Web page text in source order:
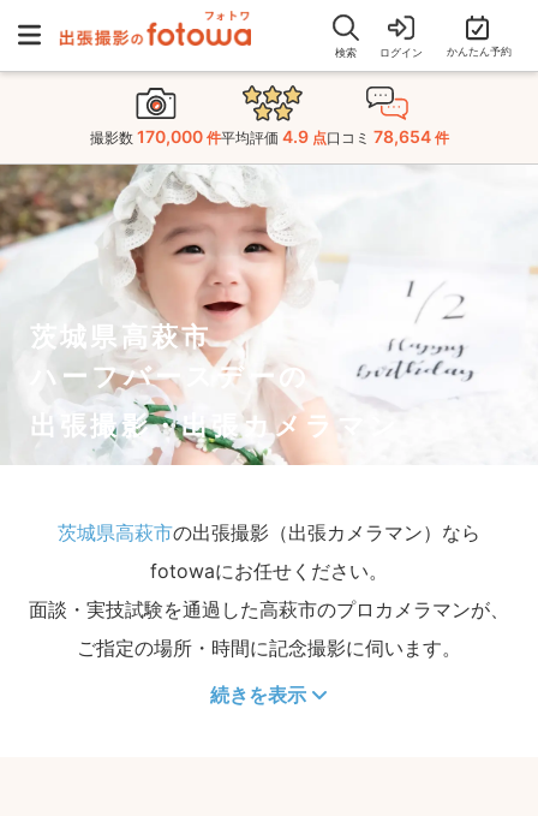
検索 ログイン かんたん予約
撮影数 170,000 件平均評価 4.9 点口コミ 78,654 件
茨城県高萩市
ハーフバースデーの
出張撮影・出張カメラマン
茨城県高萩市の出張撮影（出張カメラマン）なら
fotowaにお任せください。
面談・実技試験を通過した高萩市のプロカメラマンが、
ご指定の場所・時間に記念撮影に伺います。
続きを表示